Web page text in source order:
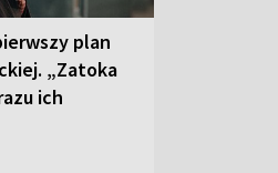
plan
„Zatoka
ich